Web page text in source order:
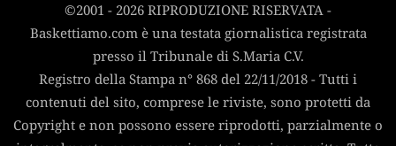
©2001 - 2026 RIPRODUZIONE RISERVATA -
Baskettiamo.com è una testata giornalistica registrata
presso il Tribunale di S.Maria C.V.
Registro della Stampa n° 868 del 22/11/2018 - Tutti i
contenuti del sito, comprese le riviste, sono protetti da
Copyright e non possono essere riprodotti, parzialmente o